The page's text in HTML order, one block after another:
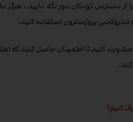
از دسترس کودکان دور نگه دارید ، هرگز
مدروکسی پروژسترون استفاده کنید.
کنید تا اطمینان حاصل کنید که
کنیم؟